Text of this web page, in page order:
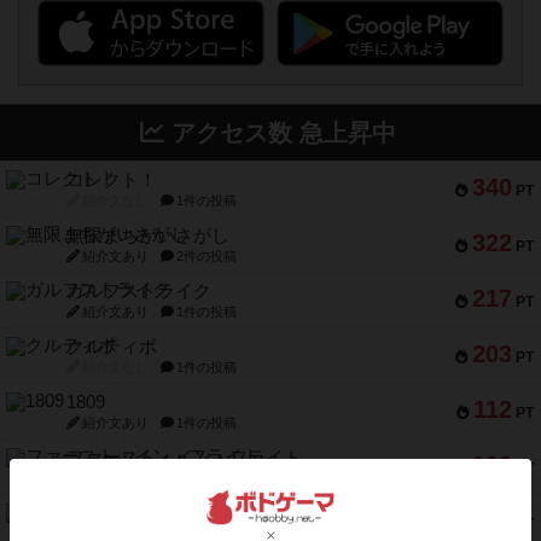
アクセス数 急上昇中
340 PT
コレクト！
1件の投稿
322 PT
無限まちがいさがし
紹介文あり 2件の投稿
217 PT
ガルフストライク
紹介文あり 1件の投稿
203 PT
クルティボ
1件の投稿
112 PT
1809
紹介文あり 1件の投稿
108 PT
ファースト・イン・フライト
PT
モズビ－ズ・レイダ－ズ